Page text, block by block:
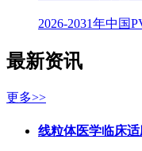
2026-2031年中国
最新资讯
更多>>
线粒体医学临床